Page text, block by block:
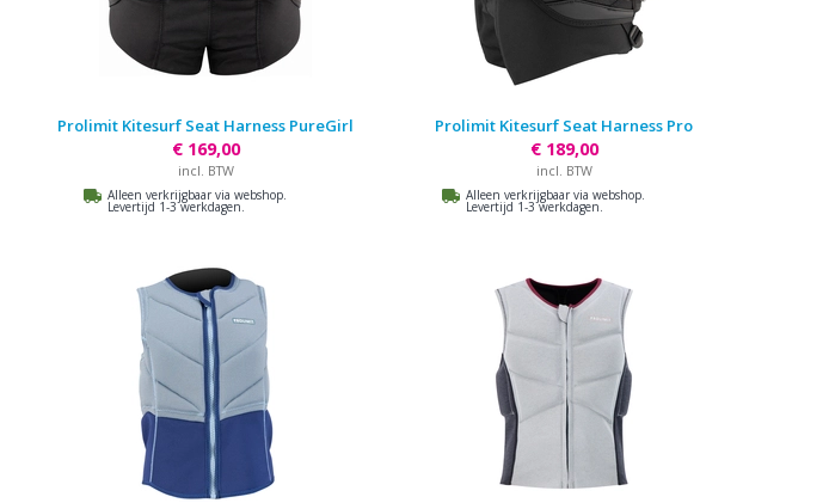
Prolimit Kitesurf Seat Harness PureGirl
€ 169,00
incl. BTW
Alleen verkrijgbaar via webshop.
Levertijd 1-3 werkdagen.
Prolimit Kitesurf Seat Harness Pro
€ 189,00
incl. BTW
Alleen verkrijgbaar via webshop.
Levertijd 1-3 werkdagen.